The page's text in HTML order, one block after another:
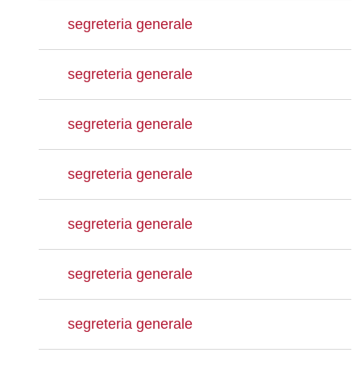
segreteria generale
segreteria generale
segreteria generale
segreteria generale
segreteria generale
segreteria generale
segreteria generale